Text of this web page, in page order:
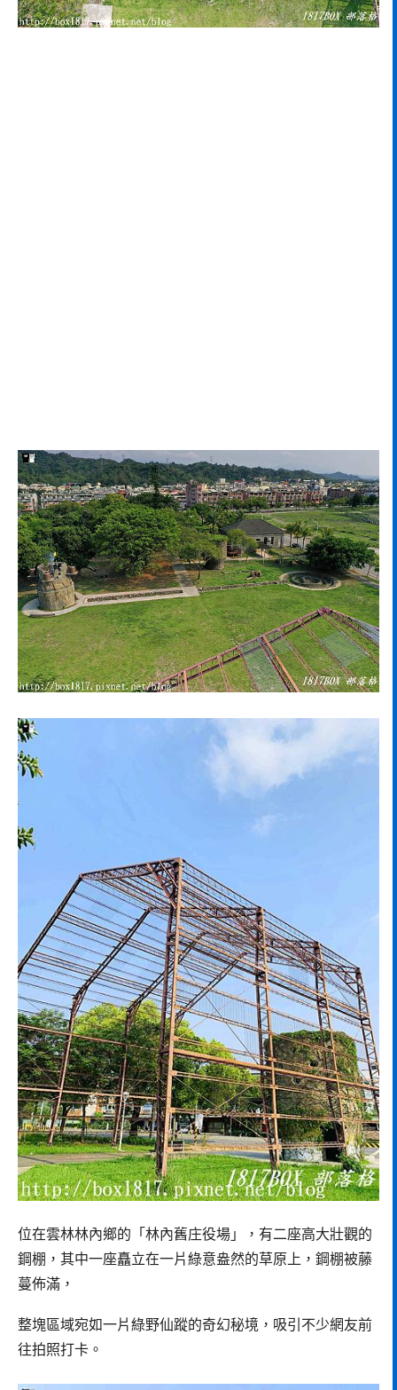
位在雲林林內鄉的「林內舊庄役場」，有二座高大壯觀的
鋼棚，其中一座矗立在一片綠意盎然的草原上，鋼棚被藤
蔓佈滿，
整塊區域宛如一片綠野仙蹤的奇幻秘境，吸引不少網友前
往拍照打卡。